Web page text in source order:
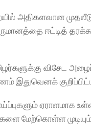
அதிகளவான
ஈட்டித்
இதுவெனக்
ஏராளமாக
மேற்கொள்ள